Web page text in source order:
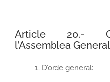
Article 20.-
l’Assemblea General
1. D’orde general: